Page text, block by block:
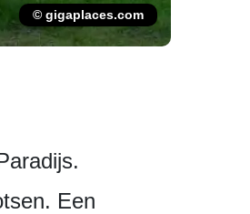
© gigaplaces.com
Een